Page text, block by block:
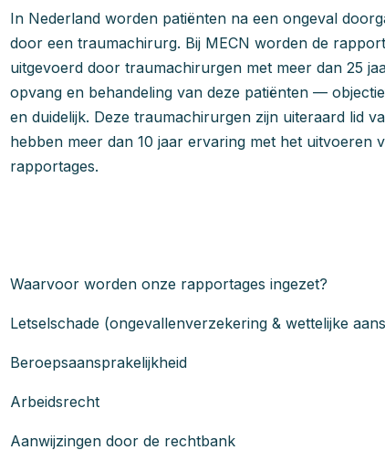
In Nederland worden patiënten na een ongeval
door een traumachirurg. Bij MECN worden de
uitgevoerd door traumachirurgen met meer dan 25
opvang en behandeling van deze patiënten —
en duidelijk. Deze traumachirurgen zijn uiteraard lid
hebben meer dan 10 jaar ervaring met het uitvoeren
rapportages.
Waarvoor worden onze rapportages ingezet?
Letselschade (ongevallenverzekering & wettelijke
Beroepsaansprakelijkheid
Arbeidsrecht
Aanwijzingen door de rechtbank